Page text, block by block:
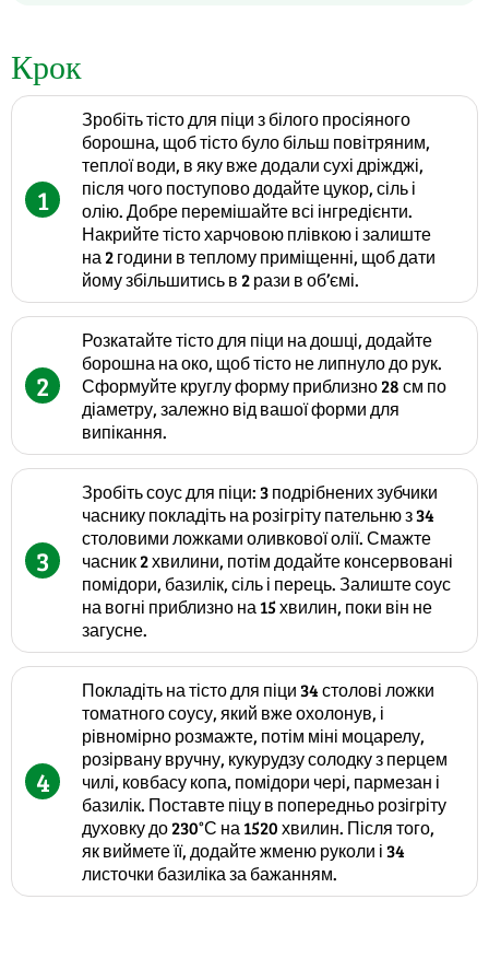
Крок
1
Зробіть тісто для піци з білого просіяного
борошна, щоб тісто було більш повітряним,
теплої води, в яку вже додали сухі дріжджі,
після чого поступово додайте цукор, сіль і
олію. Добре перемішайте всі інгредієнти.
Накрийте тісто харчовою плівкою і залиште
на 2 години в теплому приміщенні, щоб дати
йому збільшитись в 2 рази в об’ємі.
2
Розкатайте тісто для піци на дошці, додайте
борошна на око, щоб тісто не липнуло до рук.
Сформуйте круглу форму приблизно 28 см по
діаметру, залежно від вашої форми для
випікання.
3
Зробіть соус для піци: 3 подрібнених зубчики
часнику покладіть на розігріту пательню з 34
столовими ложками оливкової олії. Смажте
часник 2 хвилини, потім додайте консервовані
помідори, базилік, сіль і перець. Залиште соус
на вогні приблизно на 15 хвилин, поки він не
загусне.
4
Покладіть на тісто для піци 34 столові ложки
томатного соусу, який вже охолонув, і
рівномірно розмажте, потім міні моцарелу,
розірвану вручну, кукурудзу солодку з перцем
чилі, ковбасу копа, помідори чері, пармезан і
базилік. Поставте піцу в попередньо розігріту
духовку до 230°С на 1520 хвилин. Після того,
як виймете її, додайте жменю руколи і 34
листочки базиліка за бажанням.